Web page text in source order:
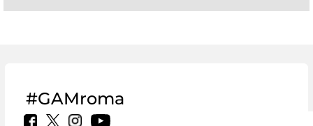
#GAMroma